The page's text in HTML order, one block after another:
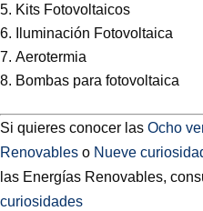
Kits Fotovoltaicos
Iluminación Fotovoltaica
Aerotermia
Bombas para fotovoltaica
Si quieres conocer las Ocho
Renovables o Nueve
las Energías Renovables,
curiosidades